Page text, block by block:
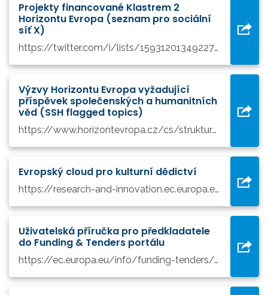
Projekty financované Klastrem 2
Horizontu Evropa (seznam pro sociální
síť X)
https://twitter.com/i/lists/1593120134922702849?s=20
Výzvy Horizontu Evropa vyžadující
příspěvek společenských a humanitních
věd (SSH flagged topics)
https://www.horizontevropa.cz/cs/struktura-programu-he/globalni-vyzvy-konkurenceschopnost/klastr-2-kultura-kreativita-inkluzivni-spolecnost/informace/yiifnews/527/integrace-spolecenskych-a-humanitnich-ved-do...
Evropský cloud pro kulturní dědictví
https://research-and-innovation.ec.europa.eu/research-area/social-sciences-and-humanities/cultural-heritage-and-cultural-and-creative-industries-ccis/cultural-heritage-cloud_en
Uživatelská příručka pro předkladatele
do Funding & Tenders portálu
https://ec.europa.eu/info/funding-tenders/opportunities/docs/2021-2027/common/guidance/om_en.pdf